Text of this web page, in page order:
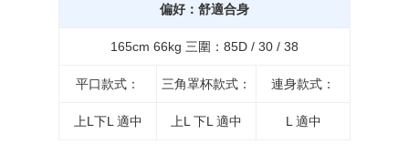
偏好：舒適合身
165cm 66kg 三圍：85D / 30 / 38
平口款式： 三角罩杯款式： 連身款式：
上L下L 適中 上L 下L 適中 L 適中